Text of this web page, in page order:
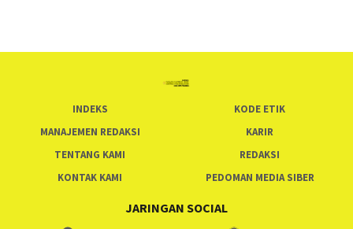
INDEKS
KODE ETIK
MANAJEMEN REDAKSI
KARIR
TENTANG KAMI
REDAKSI
KONTAK KAMI
PEDOMAN MEDIA SIBER
JARINGAN SOCIAL